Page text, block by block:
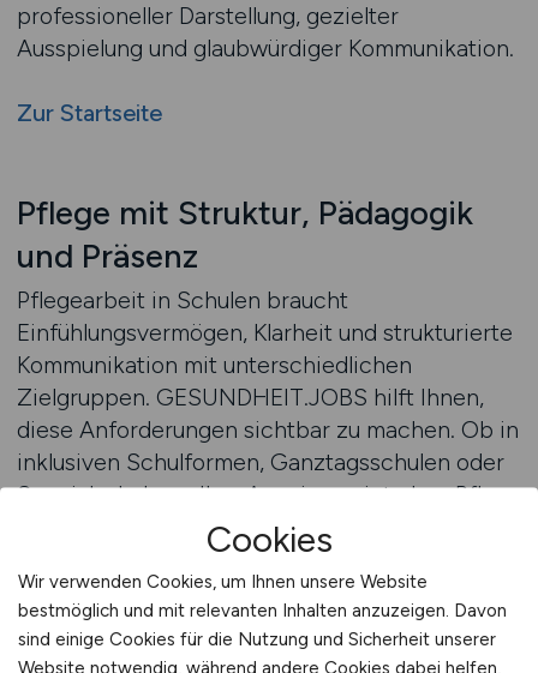
professioneller Darstellung, gezielter
Ausspielung und glaubwürdiger Kommunikation.
Zur Startseite
Pflege mit Struktur, Pädagogik
und Präsenz
Pflegearbeit in Schulen braucht
Einfühlungsvermögen, Klarheit und strukturierte
Kommunikation mit unterschiedlichen
Zielgruppen. GESUNDHEIT.JOBS hilft Ihnen,
diese Anforderungen sichtbar zu machen. Ob in
inklusiven Schulformen, Ganztagsschulen oder
Spezialschulen – Ihre Anzeige zeigt, dass Pflege
bei Ihnen nicht isoliert arbeitet, sondern Teil
eines lebendigen Miteinanders ist. So gewinnen
Sie Menschen, die in Bildungsprozesse
investieren – mit pflegerischem Blick und
gesellschaftlicher Haltung.
Cookies
Wir verwenden Cookies, um Ihnen unsere Website
bestmöglich und mit relevanten Inhalten anzuzeigen. Davon
sind einige Cookies für die Nutzung und Sicherheit unserer
Website notwendig, während andere Cookies dabei helfen,